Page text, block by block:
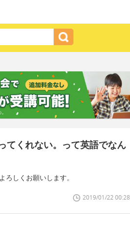
てくれない。って英語でなん
しくお願いします。
2019/01/22 00:28